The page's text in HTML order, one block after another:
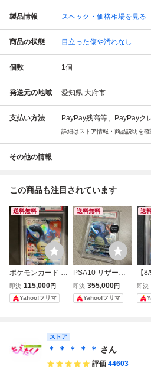
製品情報 スペック・価格相場を見る
商品の状態 目立った傷や汚れなし
個数 1個
発送元の地域 愛知県 大府市
支払い方法 PayPay残高等、PayPayク
詳細はストア情報・商品説明を
その他の情報
この商品も注目されています
送料無料
ポケモンカード 2
018年 リザードン
GX 209/150 SSR
GXウルトラシャ
即決 115,000円
Yahoo!フリマ
送料無料
PSA10 リザード
ンGX SSR 209/15
0 色違い ポケモン
カード ウルトラシ
即決 355,000円
Yahoo!フリマ
送
【
品
X
150
即決
ストア
＊ ＊ ＊ ＊ ＊ さん
評価 44603